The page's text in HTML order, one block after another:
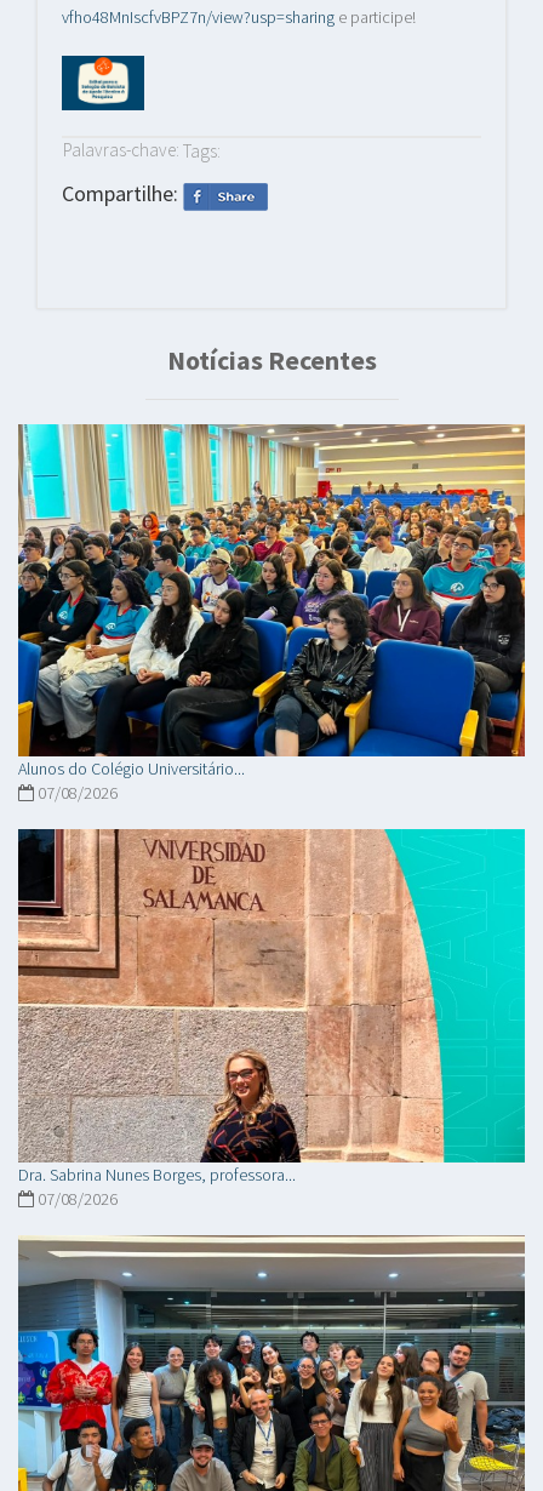
vfho48MnIscfvBPZ7n/view?usp=sharing e participe!
Palavras-chave: Tags:
Compartilhe:
Notícias Recentes
Alunos do Colégio Universitário...
07/08/2026
Dra. Sabrina Nunes Borges, professora...
07/08/2026